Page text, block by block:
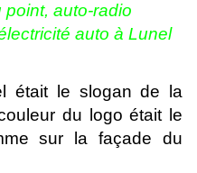
auto-radio
auto à Lunel
était le slogan de la
du logo était le
sur la façade du